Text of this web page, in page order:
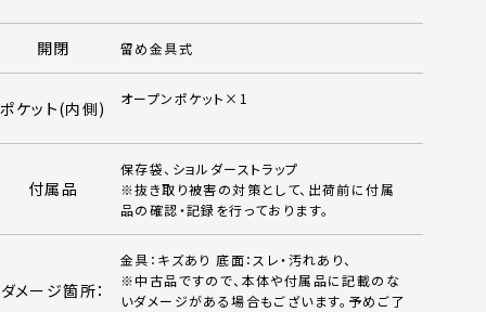
開閉 留め金具式
ポケット(内側) オープンポケット×1
付属品
保存袋、ショルダーストラップ
※抜き取り被害の対策として、出荷前に付属
品の確認・記録を行っております。
ダメージ箇所：
金具：キズあり 底面：スレ・汚れあり、
※中古品ですので、本体や付属品に記載のな
いダメージがある場合もございます。予めご了